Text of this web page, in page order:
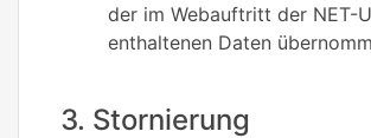
der im Webauftritt der NET-
enthaltenen Daten
3. Stornierung